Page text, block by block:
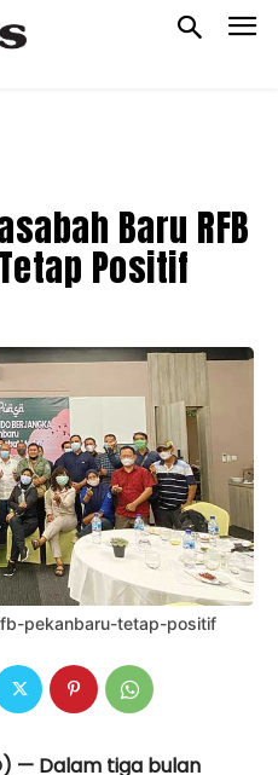
Baru RFB
Positif
pekanbaru-tetap-positif
— Dalam tiga bulan